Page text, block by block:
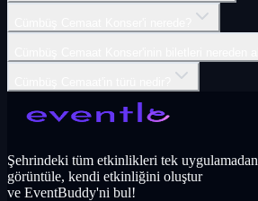
Şehrindeki tüm etkinlikleri tek uygulamadan
görüntüle, kendi etkinliğini oluştur
ve EventBuddy'ni bul!